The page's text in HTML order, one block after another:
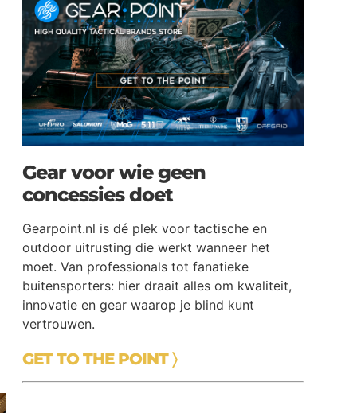
Gear voor wie geen
concessies doet
Gearpoint.nl is dé plek voor tactische en
outdoor uitrusting die werkt wanneer het
moet. Van professionals tot fanatieke
buitensporters: hier draait alles om kwaliteit,
innovatie en gear waarop je blind kunt
vertrouwen.
GET TO THE POINT 〉